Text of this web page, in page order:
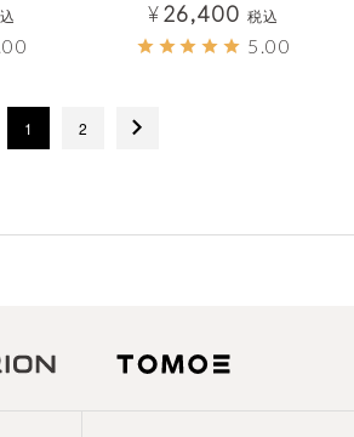
¥26,400 税込
5.00
1 2